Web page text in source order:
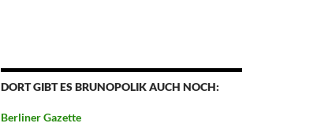
DORT GIBT ES BRUNOPOLIK AUCH NOCH:
Berliner Gazette